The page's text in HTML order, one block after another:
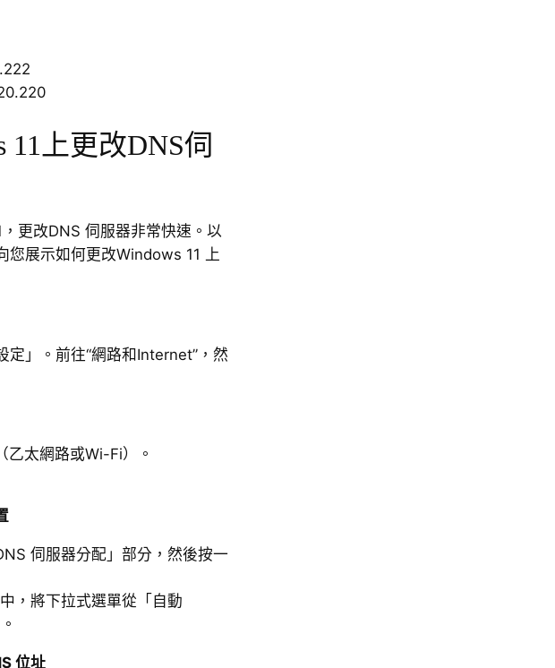
11上更改DNS伺
更改DNS 伺服器非常快速。以
您展示如何更改Windows 11 上
定」。前往“網路和Internet”，然
乙太網路或Wi-Fi）。
伺服器分配」部分，然後按一
，將下拉式選單從「自動
位址